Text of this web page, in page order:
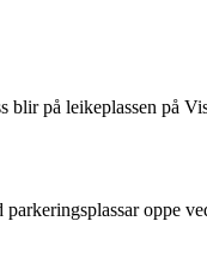
blir på leikeplassen på
oppe